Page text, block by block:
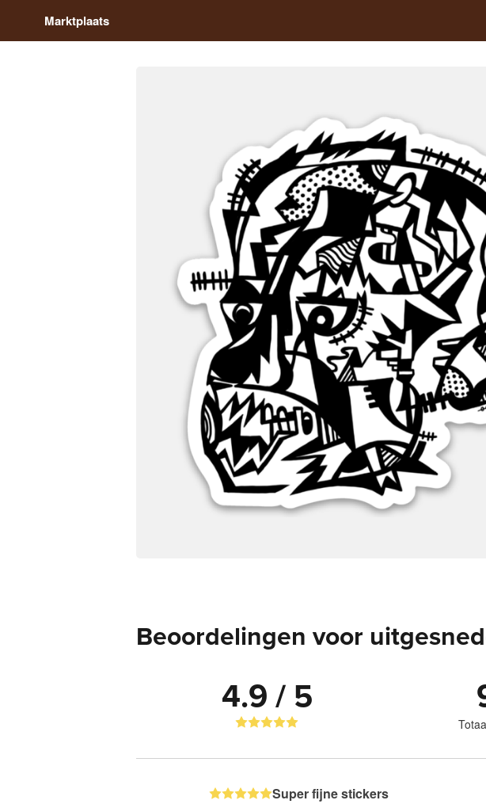
Marktplaats
Beoordelingen voor
4.9 / 5
Super fijne stickers